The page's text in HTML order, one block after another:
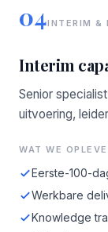
04INTERIM &
Interim
Senior
uitvoering,
WAT WE
Eerste-100-
Werkbare
Knowledge